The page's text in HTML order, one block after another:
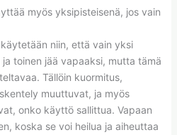
myös yksipisteisenä, jos vain
niin, että vain yksi
toinen jää vapaaksi, mutta tämä
Tällöin kuormitus,
muuttuvat, ja myös
onko käyttö sallittua. Vapaan
koska se voi heilua ja aiheuttaa